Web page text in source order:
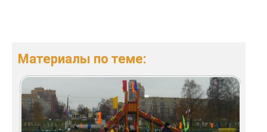
Материалы по теме: